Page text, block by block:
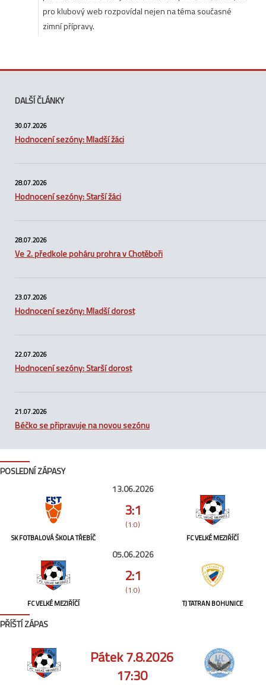
pro klubový web rozpovídal nejen na téma současné
zimní přípravy.
DALŠÍ ČLÁNKY
30.07.2026
Hodnocení sezóny: Mladší žáci
28.07.2026
Hodnocení sezóny: Starší žáci
28.07.2026
Ve 2. předkole poháru prohra v Chotěboři
23.07.2026
Hodnocení sezóny: Mladší dorost
22.07.2026
Hodnocení sezóny: Starší dorost
21.07.2026
Béčko se připravuje na novou sezónu
POSLEDNÍ ZÁPASY
SK FOTBALOVÁ ŠKOLA TŘEBÍČ
13.06.2026
3:1
(1:0)
FC VELKÉ MEZIŘÍČÍ
FC VELKÉ MEZIŘÍČÍ
05.06.2026
2:1
(1:0)
TJ TATRAN BOHUNICE
PŘÍŠTÍ ZÁPAS
Pátek 7.8.2026
17:30